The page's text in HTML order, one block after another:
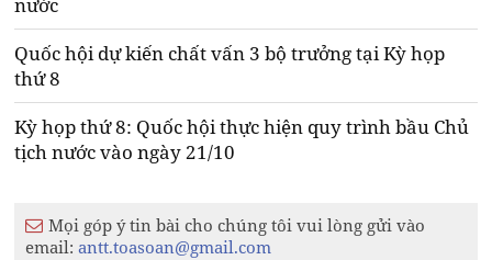
nước
Quốc hội dự kiến chất vấn 3 bộ trưởng tại Kỳ họp
thứ 8
Kỳ họp thứ 8: Quốc hội thực hiện quy trình bầu Chủ
tịch nước vào ngày 21/10
Mọi góp ý tin bài cho chúng tôi vui lòng gửi vào
email:antt.toasoan@gmail.com